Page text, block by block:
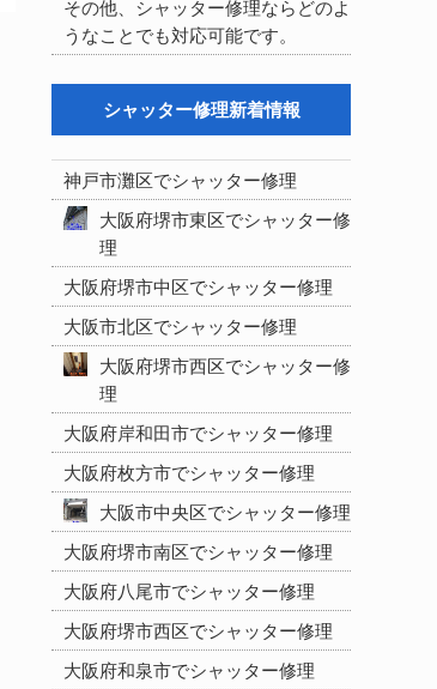
その他、シャッター修理ならどのよ
うなことでも対応可能です。
シャッター修理新着情報
神戸市灘区でシャッター修理
大阪府堺市東区でシャッター修
理
大阪府堺市中区でシャッター修理
大阪市北区でシャッター修理
大阪府堺市西区でシャッター修
理
大阪府岸和田市でシャッター修理
大阪府枚方市でシャッター修理
大阪市中央区でシャッター修理
大阪府堺市南区でシャッター修理
大阪府八尾市でシャッター修理
大阪府堺市西区でシャッター修理
大阪府和泉市でシャッター修理